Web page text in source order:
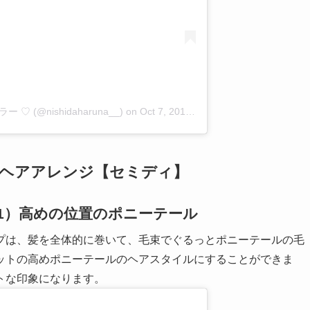
ー ♡ (@nishidaharuna__) on Oct 7, 2018 at 2:57am PDT
アアレンジ【セミディ】
高めの位置のポニーテール
、髪を全体的に巻いて、毛束でぐるっとポニーテールの毛
の高めポニーテールのヘアスタイルにすることができま
印象になります。